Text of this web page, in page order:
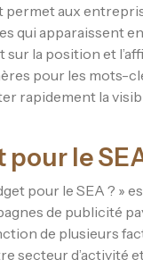
aux
qui apparaissent
la position et
pour les mots-
rapidement la
le
pour le SEA ? »
de publicité
de plusieurs
secteur d’activité